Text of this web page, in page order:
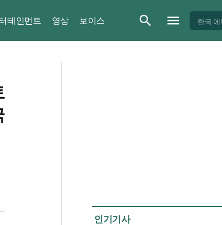
테인먼트 영상 보이스 한국 에
인기기사